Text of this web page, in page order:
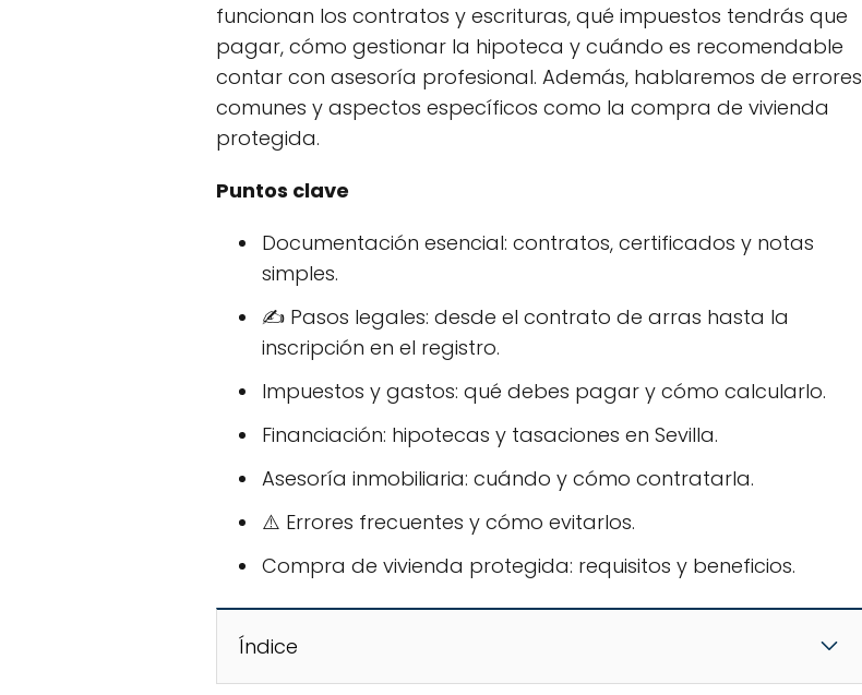
funcionan los contratos y escrituras, qué impuestos tendrás que
pagar, cómo gestionar la hipoteca y cuándo es recomendable
contar con asesoría profesional. Además, hablaremos de errores
comunes y aspectos específicos como la compra de vivienda
protegida.
Puntos clave
Documentación esencial: contratos, certificados y notas
simples.
✍️ Pasos legales: desde el contrato de arras hasta la
inscripción en el registro.
Impuestos y gastos: qué debes pagar y cómo calcularlo.
Financiación: hipotecas y tasaciones en Sevilla.
Asesoría inmobiliaria: cuándo y cómo contratarla.
⚠️ Errores frecuentes y cómo evitarlos.
Compra de vivienda protegida: requisitos y beneficios.
Índice